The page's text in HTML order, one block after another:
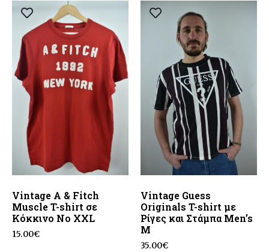
Vintage A & Fitch
Muscle T-shirt σε
Κόκκινο No XXL
15.00€
Vintage Guess
Originals T-shirt με
Ρίγες και Στάμπα Men’s
M
35.00€